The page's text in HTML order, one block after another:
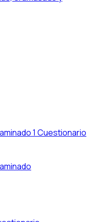
1 Cuestionario